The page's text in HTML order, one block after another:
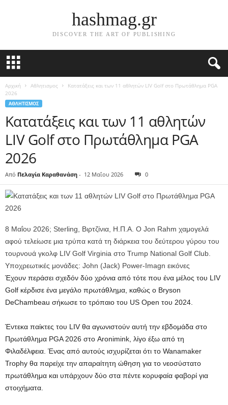
hashmag.gr
DISCOVER THE ART OF PUBLISHING
Αρχική Αθλητισμος
Κατατάξεις και των 11 αθλητών LIV Golf στο Πρωτάθλημα PGA
2026
ΑΘΛΗΤΙΣΜΟΣ
Κατατάξεις και των 11 αθλητών
LIV Golf στο Πρωτάθλημα PGA
2026
Από Πελαγία Καραθανάση - 12 Μαΐου 2026 0
8 Μαΐου 2026; Sterling, Βιρτζίνια, Η.Π.Α. Ο Jon Rahm χαμογελά
αφού τελείωσε μια τρύπα κατά τη διάρκεια του δεύτερου γύρου του
τουρνουά γκολφ LIV Golf Virginia στο Trump National Golf Club.
Υποχρεωτικές μονάδες: John (Jack) Power-Imagn εικόνες
Έχουν περάσει σχεδόν δύο χρόνια από τότε που ένα μέλος του LIV
Golf κέρδισε ένα μεγάλο πρωτάθλημα, καθώς ο Bryson
DeChambeau σήκωσε το τρόπαιο του US Open του 2024.
Έντεκα παίκτες του LIV θα αγωνιστούν αυτή την εβδομάδα στο
Πρωτάθλημα PGA 2026 στο Aronimink, λίγο έξω από τη
Φιλαδέλφεια. Ένας από αυτούς ισχυρίζεται ότι το Wanamaker
Trophy θα παρείχε την απαραίτητη ώθηση για το νεοσύστατο
πρωτάθλημα και υπάρχουν δύο στα πέντε κορυφαία φαβορί για
στοιχήματα.